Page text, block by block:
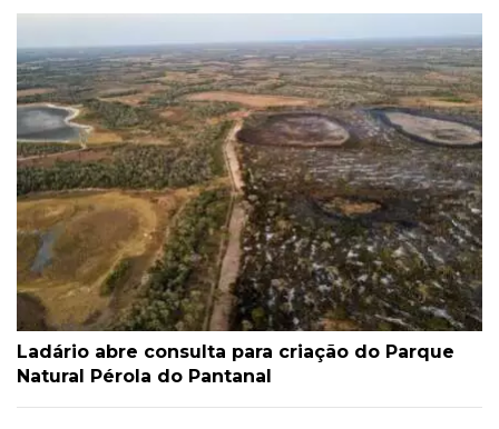
Ladário abre consulta para criação do Parque
Natural Pérola do Pantanal